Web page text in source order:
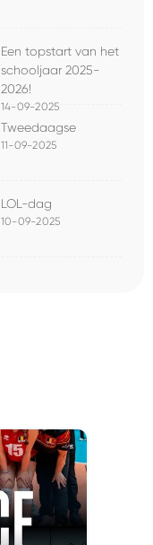
Een topstart van het
schooljaar 2025-
2026!
14-09-2025
Tweedaagse
11-09-2025
LOL-dag
10-09-2025